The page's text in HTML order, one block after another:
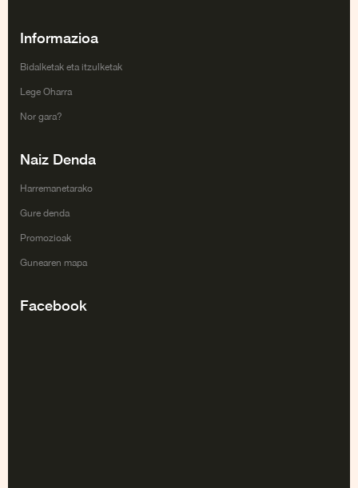
Informazioa
Bidalketak eta itzulketak
Lege Oharra
Nor gara?
Naiz Denda
Harremanetarako
Gure denda
Promozioak
Gunearen mapa
Facebook